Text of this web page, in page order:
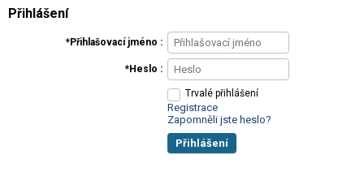
Přihlášení
Přihlašovací jméno
Heslo
Trvalé přihlášení
Registrace
Zapomněli jste heslo?
Přihlášení